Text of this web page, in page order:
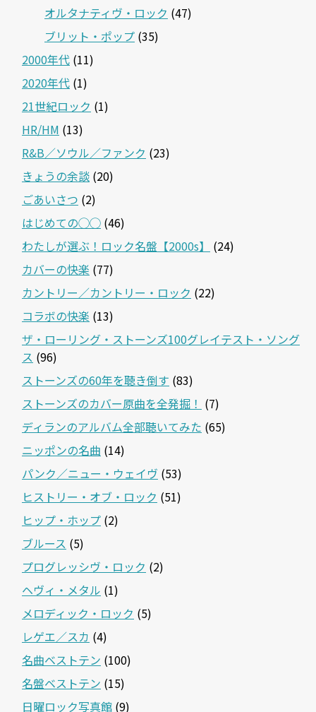
オルタナティヴ・ロック (47)
ブリット・ポップ (35)
2000年代 (11)
2020年代 (1)
21世紀ロック (1)
HR/HM (13)
R&B／ソウル／ファンク (23)
きょうの余談 (20)
ごあいさつ (2)
はじめての◯◯ (46)
わたしが選ぶ！ロック名盤【2000s】
(24)
カバーの快楽 (77)
カントリー／カントリー・ロック (22)
コラボの快楽 (13)
ザ・ローリング・ストーンズ100グレイテスト・ソング
ス (96)
ストーンズの60年を聴き倒す (83)
ストーンズのカバー原曲を全発掘！ (7)
ディランのアルバム全部聴いてみた (65)
ニッポンの名曲 (14)
パンク／ニュー・ウェイヴ (53)
ヒストリー・オブ・ロック (51)
ヒップ・ホップ (2)
ブルース (5)
プログレッシヴ・ロック (2)
ヘヴィ・メタル (1)
メロディック・ロック (5)
レゲエ／スカ (4)
名曲ベストテン (100)
名盤ベストテン (15)
日曜ロック写真館 (9)